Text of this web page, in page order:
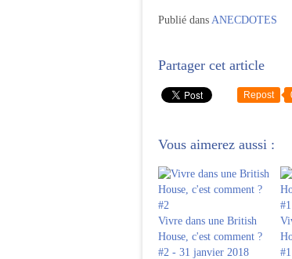
Publié dans ANECDOTES
Partager cet article
Repost
Vous aimerez aussi :
Vivre dans une British
House, c'est comment ?
#2 - 31 janvier 2018